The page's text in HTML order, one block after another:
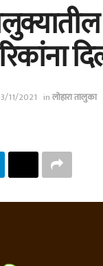
11/2021 inलोहारा तालुका